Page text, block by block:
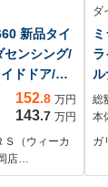
新品タイ
センシング/
ドドア/車
支援シス
ドランプ
ABS/横滑
/アイドリ
プ/バック
152.8 万円
143.7 万円
Ｓ（ウィーカ
店…
ダ
総
本
ガ